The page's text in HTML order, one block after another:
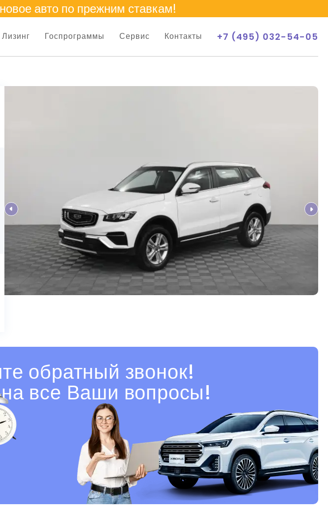
авто по прежним ставкам!
Лизинг Госпрограммы Сервис Контакты +7 (495) 032-54-05
обратный звонок!
все Ваши вопросы!